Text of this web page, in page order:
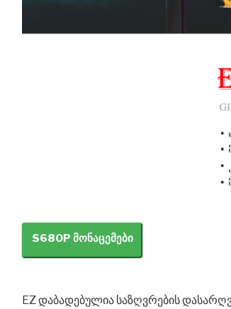
S680P მონაცემები
EZ დაბადებულია საზღვრების